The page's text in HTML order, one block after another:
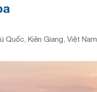
Kiên Giang, Việt Nam